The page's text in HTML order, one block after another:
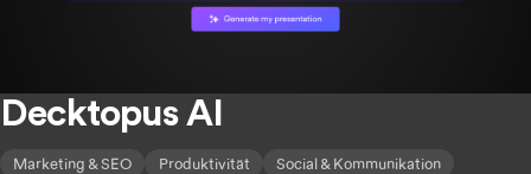
Decktopus AI
Marketing & SEO Produktivität Social & Kommunikation